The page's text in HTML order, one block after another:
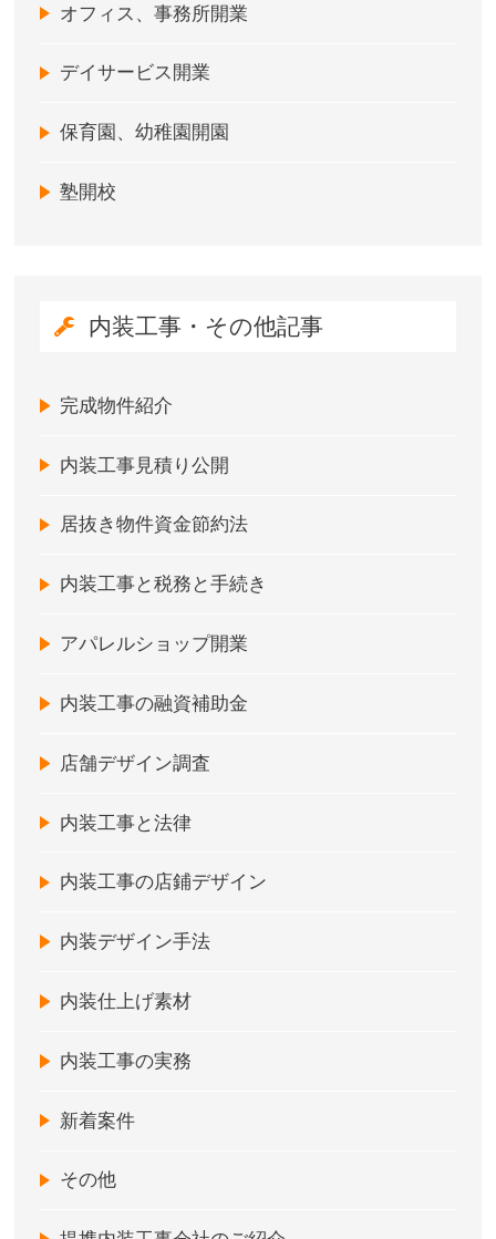
オフィス、事務所開業
デイサービス開業
保育園、幼稚園開園
塾開校
内装工事・その他記事
完成物件紹介
内装工事見積り公開
居抜き物件資金節約法
内装工事と税務と手続き
アパレルショップ開業
内装工事の融資補助金
店舗デザイン調査
内装工事と法律
内装工事の店鋪デザイン
内装デザイン手法
内装仕上げ素材
内装工事の実務
新着案件
その他